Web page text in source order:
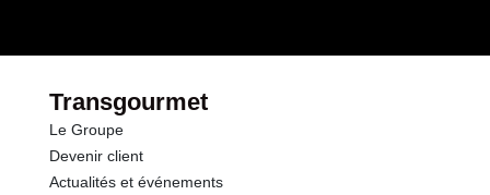
Transgourmet
Le Groupe
Devenir client
Actualités et événements